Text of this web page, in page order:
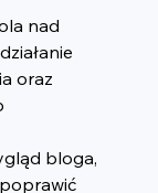
nad
oraz
bloga,